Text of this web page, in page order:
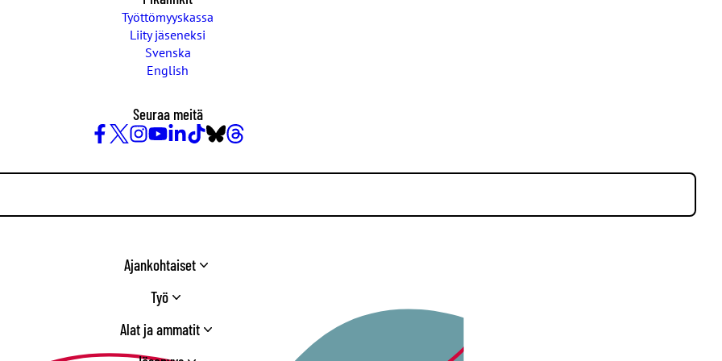
Työttömyyskassa
Liity jäseneksi
Svenska
English
Seuraa meitä
/
Ajankohtaiset
Työ
Alat ja ammatit